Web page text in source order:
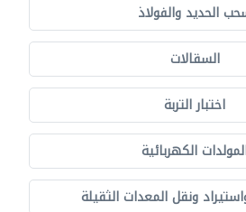
الحديد والفولاذ
السقالات
اختبار التربة
الكهربائية
ونقل المعدات الثقيلة